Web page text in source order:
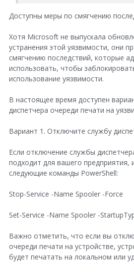
Доступны меры по смягчению
Хотя Microsoft не выпускала
устранения этой уязвимости, они
смягчению последствий, которые
использовать, чтобы
использование уязвимости.
В настоящее время доступен
диспетчера очереди печати на
Вариант 1. Отключите службу
Если отключение службы
подходит для вашего предприятия,
следующие команды PowerShell:
Stop-Service -Name Spooler -Force
Set-Service -Name Spooler -
Важно отметить, что если вы
очереди печати на устройстве,
будет печатать на локальном или